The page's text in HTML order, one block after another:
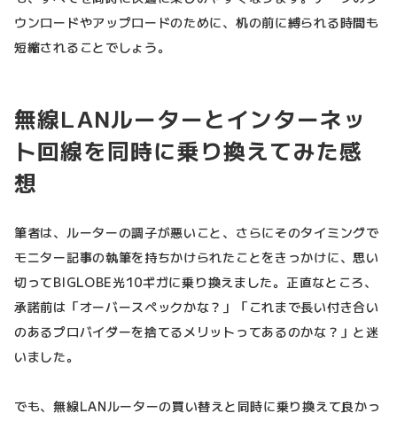
ウンロードやアップロードのために、机の前に縛られる時間も
短縮されることでしょう。
無線LANルーターとインターネッ
ト回線を同時に乗り換えてみた感
想
筆者は、ルーターの調子が悪いこと、さらにそのタイミングで
モニター記事の執筆を持ちかけられたことをきっかけに、思い
切ってBIGLOBE光10ギガに乗り換えました。正直なところ、
承諾前は「オーバースペックかな？」「これまで長い付き合い
のあるプロバイダーを捨てるメリットってあるのかな？」と迷
いました。
でも、無線LANルーターの買い替えと同時に乗り換えて良かっ